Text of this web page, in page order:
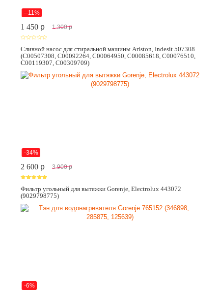
--11%
1 450 p 1 300 p
Сливной насос для стиральной машины Ariston, Indesit 507308
(C00507308, C00092264, C00064950, C00085618, C00076510,
C00119307, C00309709)
-34%
2 600 p 3 900 p
Фильтр угольный для вытяжки Gorenje, Electrolux 443072
(9029798775)
-6%